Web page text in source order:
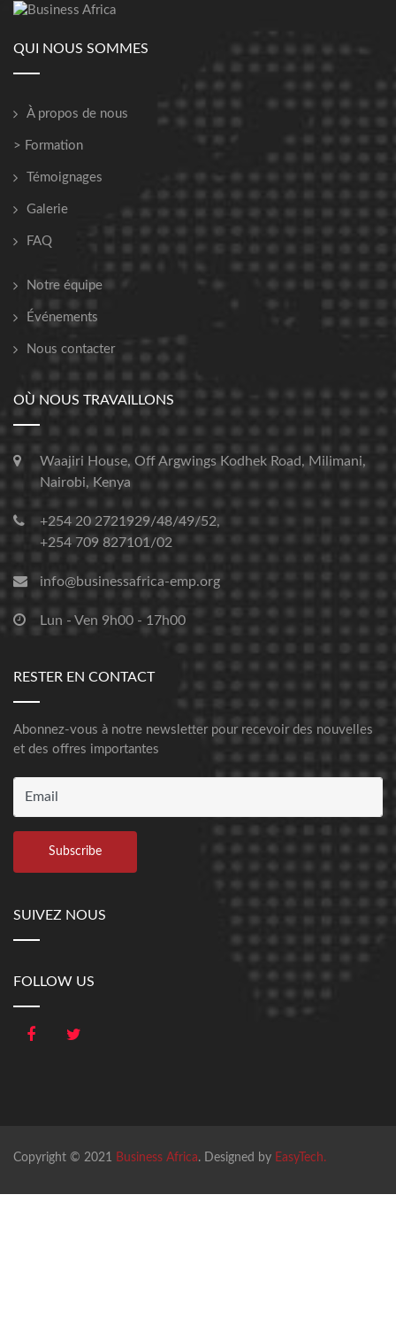
QUI NOUS SOMMES
À propos de nous
> Formation
Témoignages
Galerie
FAQ
Notre équipe
Événements
Nous contacter
OÙ NOUS TRAVAILLONS
Waajiri House, Off Argwings Kodhek Road, Milimani,
Nairobi, Kenya
+254 20 2721929/48/49/52,
+254 709 827101/02
info@businessafrica-emp.org
Lun - Ven 9h00 - 17h00
RESTER EN CONTACT
Abonnez-vous à notre newsletter pour recevoir des nouvelles
et des offres importantes
SUIVEZ NOUS
FOLLOW US
Copyright © 2021 Business Africa. Designed by EasyTech.